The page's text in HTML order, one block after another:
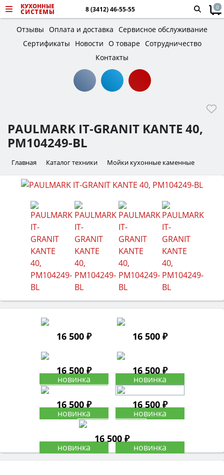
8 (3412) 46-55-55 0
Отзывы Оплата и доставка Сервисное обслуживание
Сертификаты
Новости О товаре Сотрудничество
Контакты
PAULMARK IT-GRANIT KANTE 40,
PM104249-BL
Главная Каталог техники Мойки кухонные каменные
16 500 ₽ 16 500 ₽
16 500 ₽ 16 500 ₽
16 500 ₽ 16 500 ₽
16 500 ₽